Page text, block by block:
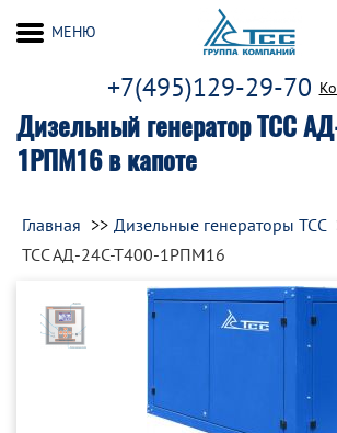
Дизельный генератор ТСС
1РПМ16 в капоте
+7(495)129-29-70
МЕНЮ
Главная
Дизельные генераторы ТСС
ТСС АД-24С-Т400-1РПМ16